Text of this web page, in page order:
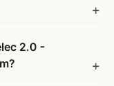
2.0 -